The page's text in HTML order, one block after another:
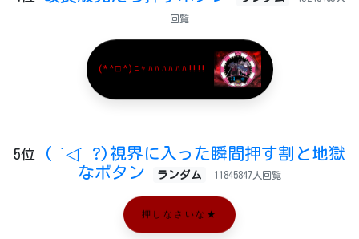
回覧
(*^□^)ﾆｬﾊﾊﾊﾊﾊﾊ!!!!
5位
( ˙◁˙ ?)視界に入った瞬間押す割と地獄
なボタン
ランダム 11845847人回覧
押しなさいな★